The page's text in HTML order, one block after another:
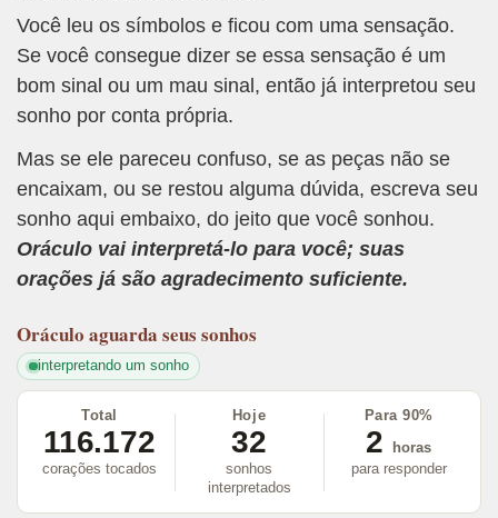
Você leu os símbolos e ficou com uma sensação.
Se você consegue dizer se essa sensação é um
bom sinal ou um mau sinal, então já interpretou seu
sonho por conta própria.
Mas se ele pareceu confuso, se as peças não se
encaixam, ou se restou alguma dúvida, escreva seu
sonho aqui embaixo, do jeito que você sonhou.
Oráculo vai interpretá-lo para você; suas
orações já são agradecimento suficiente.
Oráculo aguarda seus sonhos
interpretando um sonho
Total
116.172
corações tocados
Hoje
32
sonhos
interpretados
Para 90%
2
horas
para responder